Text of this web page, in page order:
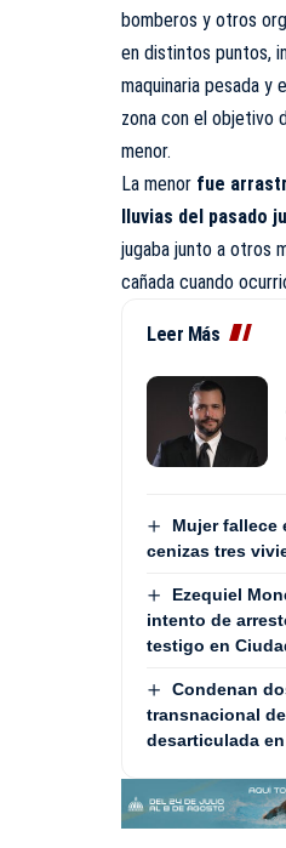
bomberos y otros
en distintos puntos,
maquinaria pesada y
zona con el objetivo
menor.
La menor fue
lluvias del pasado
jugaba junto a otros
cañada cuando
Leer Más
Mujer fallece
cenizas tres
Ezequiel
intento de
testigo en
Condenan
transnacional
desarticulada en